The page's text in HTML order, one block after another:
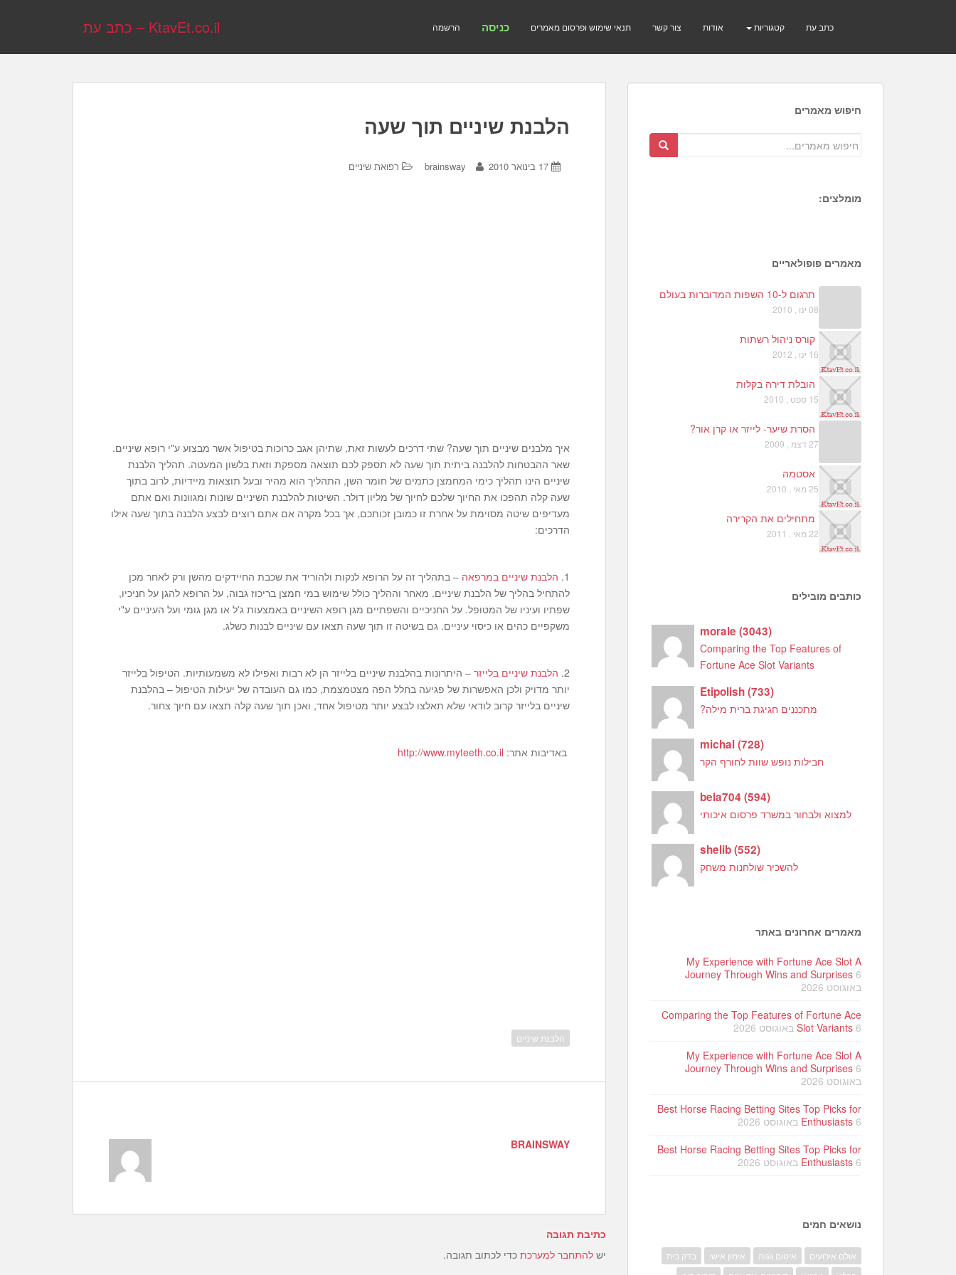
KtavEt.co.il – כתב עת הרשמה כניסה תנאי שימוש ופרסום מאמרים צור קשר אודות קטגוריות כתב עת
הלבנת שיניים תוך שעה
17 בינואר 2010 brainsway רפואת שיניים
איך מלבנים שיניים תוך שעה? שתי דרכים לעשות זאת, שתיהן אגב כרוכות בטיפול אשר מבצוע ע"י רופא שיניים.
שאר ההבטחות להלבנה ביתית תוך שעה לא תספק לכם תוצאה מספקת וזאת בלשון המעטה. תהליך הלבנת
שיניים הינו תהליך כימי המחמצן כתמים של חומר השן, התהליך הוא מהיר ובעל תוצאות מיידיות, לרוב בתוך
שעה קלה תהפכו את החיוך שלכם לחיוך של מליון דולר. השיטות להלבנת השיניים שונות ומגוונות ואם אתם
מעדיפים שיטה מסוימת על אחרת זו כמובן זכותכם, אך בכל מקרה אם אתם רוצים לבצע הלבנה בתוך שעה אילו
הדרכים:
1. הלבנת שיניים במרפאה – בתהליך זה על הרופא לנקות ולהוריד את שכבת החיידקים מהשן ורק לאחר מכן
להתחיל בהליך של הלבנת שיניים. מאחר וההליך כולל שימוש במי חמצן בריכוז גבוה, על הרופא להגן על חניכיו,
שפתיו ועיניו של המטופל. על החניכיים והשפתיים מגן רופא השיניים באמצעות ג'ל או מגן גומי ועל העיניים ע"י
משקפיים כהים או כיסוי עיניים. גם בשיטה זו תוך שעה תצאו עם שיניים לבנות כשלג.
2. הלבנת שיניים בלייזר – היתרונות בהלבנת שיניים בלייזר הן לא רבות ואפילו לא משמעותיות. הטיפול בלייזר
יותר מדויק ולכן האפשרות של פגיעה בחלל הפה מצטמצמת, כמו גם העובדה של יעילות הטיפול – בהלבנת
שיניים בלייזר קרוב לודאי שלא תאלצו לבצע יותר מטיפול אחד, ואכן תוך שעה קלה תצאו עם חיוך צחור.
באדיבות אתר: http://www.myteeth.co.il
הלבנת שיניים
BRAINSWAY
כתיבת תגובה
יש להתחבר למערכת כדי לכתוב תגובה.
חיפוש מאמרים
מומלצים:
9
מאמרים פופולאריים
תרגום ל-10 השפות המדוברות בעולם
08 ינו , 2010
קורס ניהול רשתות
16 ינו , 2012
הובלת דירה בקלות
15 ספט , 2010
הסרת שיער- לייזר או קרן אור?
27 דצמ , 2009
אסטמה
25 מאי , 2010
מתחילים את הקרירה
22 מאי , 2011
כותבים מובילים
morale(3043)
Comparing the Top Features of
Fortune Ace Slot Variants
Etipolish(733)
מתכננים חגיגת ברית מילה?
michal(728)
חבילות נופש שוות לחורף הקר
bela704(594)
למצוא ולבחור במשרד פרסום איכותי
shelib(552)
להשכיר שולחנות משחק
מאמרים אחרונים באתר
My Experience with Fortune Ace Slot A
Journey Through Wins and Surprises 6
באוגוסט 2026
Comparing the Top Features of Fortune Ace
Slot Variants 6 באוגוסט 2026
My Experience with Fortune Ace Slot A
Journey Through Wins and Surprises 6
באוגוסט 2026
Best Horse Racing Betting Sites Top Picks for
Enthusiasts 6 באוגוסט 2026
Best Horse Racing Betting Sites Top Picks for
Enthusiasts 6 באוגוסט 2026
נושאים חמים
אולם אירועים איטום גגות אימון אישי
בדק בית